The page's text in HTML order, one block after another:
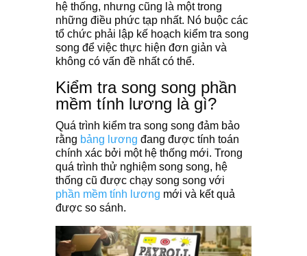
hệ thống, nhưng cũng là một trong
những điều phức tạp nhất. Nó buộc các
tổ chức phải lập kế hoạch kiểm tra song
song để việc thực hiện đơn giản và
không có vấn đề nhất có thể.
Kiểm tra song song phần
mềm tính lương là gì?
Quá trình kiểm tra song song đảm bảo
rằng bảng lương đang được tính toán
chính xác bởi một hệ thống mới. Trong
quá trình thử nghiệm song song, hệ
thống cũ được chạy song song với
phần mềm tính lương mới và kết quả
được so sánh.